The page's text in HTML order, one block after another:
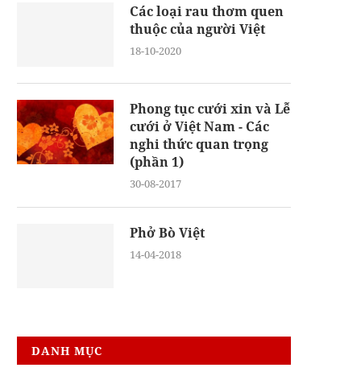
Các loại rau thơm quen
thuộc của người Việt
18-10-2020
Phong tục cưới xin và Lễ
cưới ở Việt Nam - Các
nghi thức quan trọng
(phần 1)
30-08-2017
Phở Bò Việt
14-04-2018
DANH MỤC